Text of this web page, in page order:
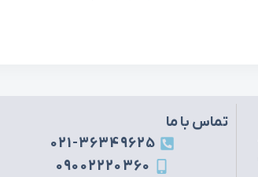
تماس با ما
021-36349625
09002220360